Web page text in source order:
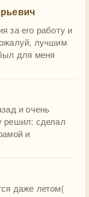
за его работу и
лучшим
для меня
и очень
решил: сделал
и
даже летом(